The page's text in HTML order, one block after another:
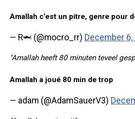
Amallah c’est un pitre, genre pour
— R🦈 (@mocro_rr) December 6,
"Amallah heeft 80 minuten teveel
Amallah a joué 80 min de trop
— adam (@AdamSauerV3)